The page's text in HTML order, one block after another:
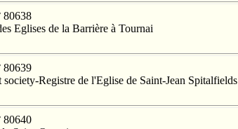
80638
Eglises de la Barrière à Tournai
80639
society-Registre de l'Eglise de Saint-Jean Spitalfields
80640